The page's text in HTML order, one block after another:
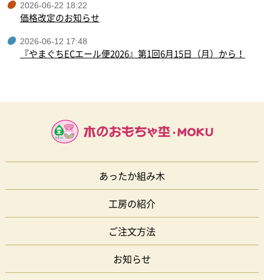
2026-06-22 18:22
価格改定のお知らせ
2026-06-12 17:48
『やまぐちECエール便2026』第1回6月15日（月）から！
あったか組み木
工房の紹介
ご注文方法
お知らせ